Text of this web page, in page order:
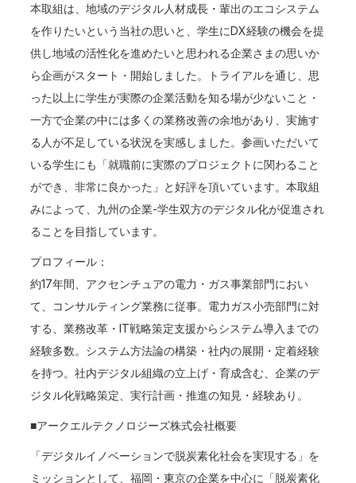
本取組は、地域のデジタル人材成長・輩出のエコシステム
を作りたいという当社の思いと、学生にDX経験の機会を提
供し地域の活性化を進めたいと思われる企業さまの思いか
ら企画がスタート・開始しました。トライアルを通じ、思
った以上に学生が実際の企業活動を知る場が少ないこと・
一方で企業の中には多くの業務改善の余地があり、実施す
る人が不足している状況を実感しました。参画いただいて
いる学生にも「就職前に実際のプロジェクトに関わること
ができ、非常に良かった」と好評を頂いています。本取組
みによって、九州の企業-学生双方のデジタル化が促進され
ることを目指しています。
プロフィール：
約17年間、アクセンチュアの電力・ガス事業部門におい
て、コンサルティング業務に従事。電力ガス小売部門に対
する、業務改革・IT戦略策定支援からシステム導入までの
経験多数。システム方法論の構築・社内の展開・定着経験
を持つ。社内デジタル組織の立上げ・育成含む、企業のデ
ジタル化戦略策定、実行計画・推進の知見・経験あり。
■アークエルテクノロジーズ株式会社概要
「デジタルイノベーションで脱炭素化社会を実現する」を
ミッションとして、福岡・東京の企業を中心に「脱炭素化